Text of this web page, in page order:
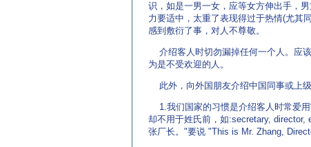
识，如是一男一女，应等女方伸出手，
力要适中，太重了表现得过于热情(尤其
感到敷衍了事，对人不尊敬。
介绍客人时切勿漏掉任何一个人。应
为是不受欢迎的人。
此外，向外国朋友介绍中国同事或上级
1.我们国家的习惯是介绍客人时常爱
却不用于姓氏前，如:secretary, director,
张厂长。"要说 "This is Mr. Zhang,